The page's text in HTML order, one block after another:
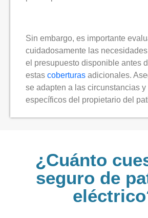
Sin embargo, es importante
cuidadosamente las
el presupuesto disponible antes
estas coberturas adicionales.
se adapten a las circunstancias
específicos del propietario del
¿Cuánto
seguro de